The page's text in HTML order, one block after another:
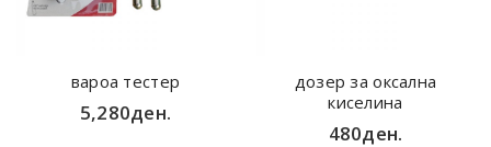
вароа тестер
5,280ден.
дозер за оксална
киселина
480ден.